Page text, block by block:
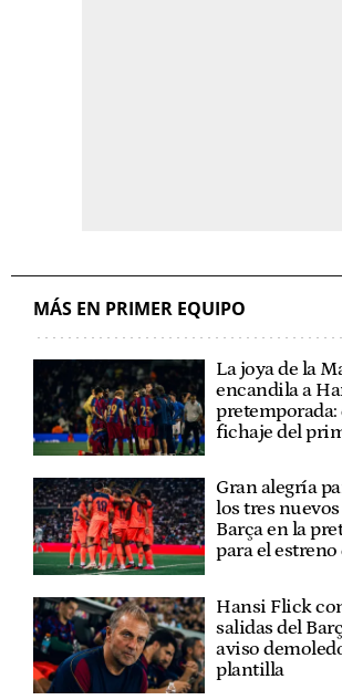
MÁS EN PRIMER EQUIPO
La joya de la
encandila a
pretemporada:
fichaje del
Gran alegría
los tres
Barça en la
para el estreno
Hansi Flick
salidas del
aviso
plantilla